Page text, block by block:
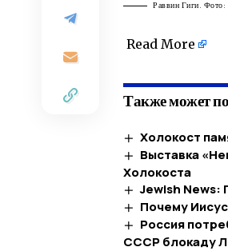
Раввин Гиги. Фото:
Read More
Также может
Холокост
Выставка
Холокоста
Jewish News:
Почему
Россия
СССР блокаду